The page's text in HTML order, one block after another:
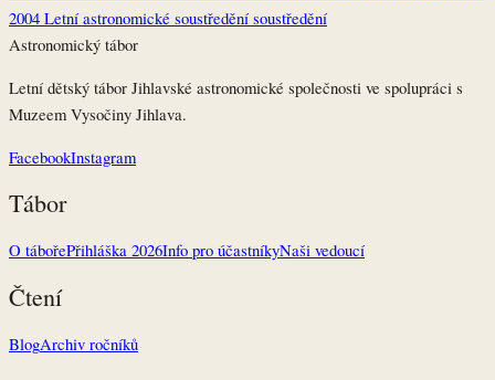
2004 Letní astronomické soustředění soustředění
Astronomický tábor
Letní dětský tábor Jihlavské astronomické společnosti ve spolupráci s
Muzeem Vysočiny Jihlava.
FacebookInstagram
Tábor
O tábořePřihláška 2026Info pro účastníkyNaši vedoucí
Čtení
BlogArchiv ročníků